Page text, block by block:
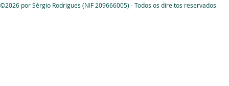
©2026 por Sérgio Rodrigues (NIF 209666005) - Todos os direitos reservados